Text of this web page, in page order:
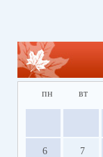
пн вт
6 7